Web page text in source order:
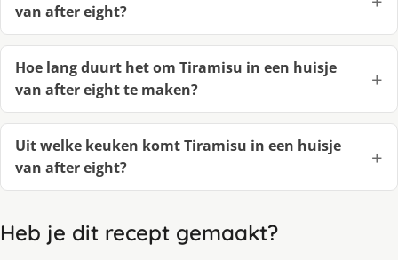
van after eight?
Hoe lang duurt het om Tiramisu in een huisje
van after eight te maken?
Uit welke keuken komt Tiramisu in een huisje
van after eight?
Heb je dit recept gemaakt?